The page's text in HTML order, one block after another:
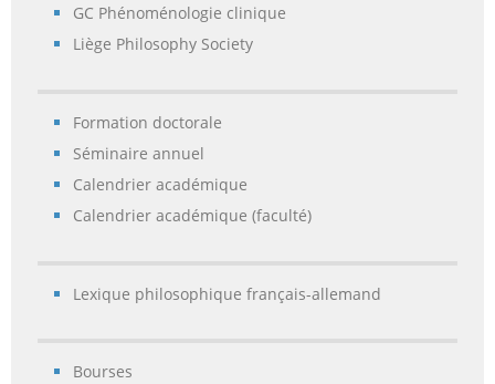
GC Phénoménologie clinique
Liège Philosophy Society
Formation doctorale
Séminaire annuel
Calendrier académique
Calendrier académique (faculté)
Lexique philosophique français-allemand
Bourses